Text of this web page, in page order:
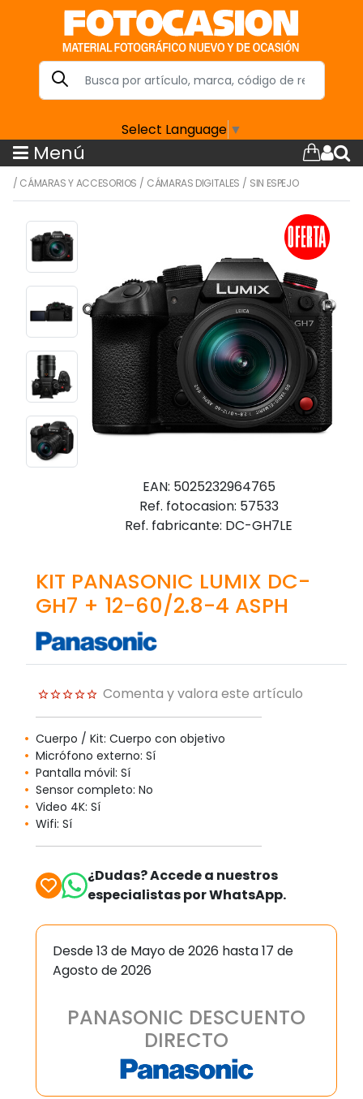
Select Language ▼
Menú
/ CÁMARAS Y ACCESORIOS / CÁMARAS DIGITALES / SIN ESPEJO
EAN: 5025232964765
Ref. fotocasion: 57533
Ref. fabricante: DC-GH7LE
KIT PANASONIC LUMIX DC-
GH7 + 12-60/2.8-4 ASPH
Comenta y valora este artículo
Cuerpo / Kit: Cuerpo con objetivo
Micrófono externo: Sí
Pantalla móvil: Sí
Sensor completo: No
Video 4K: Sí
Wifi: Sí
¿Dudas? Accede a nuestros
especialistas por WhatsApp.
Desde 13 de Mayo de 2026 hasta 17 de
Agosto de 2026
PANASONIC DESCUENTO
DIRECTO